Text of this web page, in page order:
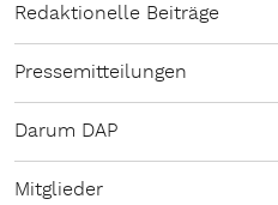
Redaktionelle Beiträge
Pressemitteilungen
Darum DAP
Mitglieder